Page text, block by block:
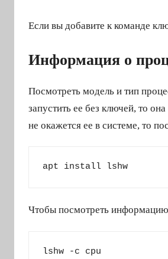
Если вы добавите к команде
Информация о
Посмотреть модель и тип
запустить ее без ключей, то
не окажется ее в системе, то
apt install lshw
Чтобы посмотреть информацию
lshw -c cpu